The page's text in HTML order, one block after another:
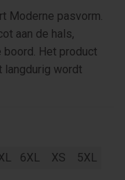
Moderne pasvorm.
aan de hals,
Het product
langdurig wordt
6XL XS 5XL